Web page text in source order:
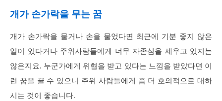
개가 손가락을 무는 꿈
개가 손가락을 물거나 손을 물었다면 최근에 기분 좋지 않은
일이 있다거나 주위사람들에게 너무 자존심을 세우고 있지는
않은지요. 누군가에게 위협을 받고 있다는 느낌을 받았다면 이
런 꿈을 꿀 수 있으니 주위 사람들에게 좀 더 호의적으로 대하
시는 것이 좋습니다.